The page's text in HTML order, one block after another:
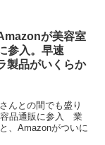
が美容室
参入。早速
製品がいくらか
んとの間でも盛り
容品通販に参入 業
、Amazonがついに